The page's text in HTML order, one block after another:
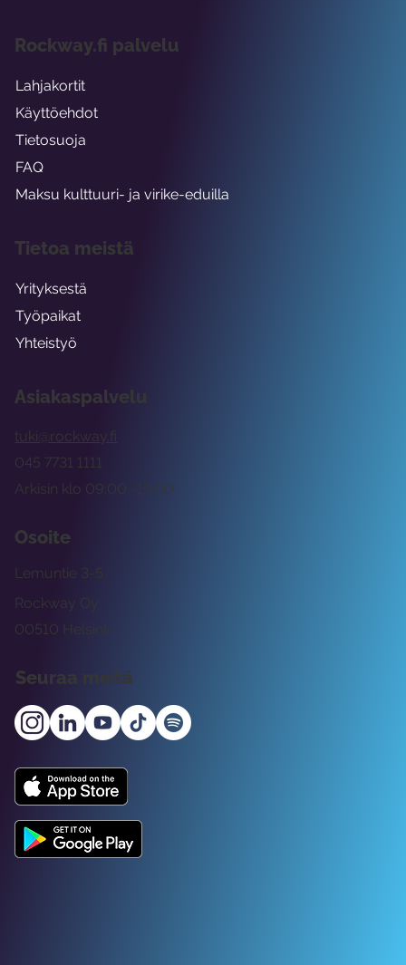
Asiakaspalvelu
tuki@rockway.fi
Arkisin klo 09:00 -15:00
045 7731 1111
Osoite
Rockway Oy
Lemuntie 3-5
00510 Helsinki
Seuraa meitä
Rockway.fi palvelu
Lahjakortit
Käyttöehdot
Tietosuoja
FAQ
Maksu kulttuuri- ja virike-eduilla
Tietoa meistä
Yrityksestä
Työpaikat
Yhteistyö